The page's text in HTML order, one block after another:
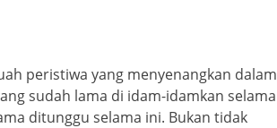
peristiwa yang menyenangkan dalam
sudah lama di idam-idamkan selama
ditunggu selama ini. Bukan tidak